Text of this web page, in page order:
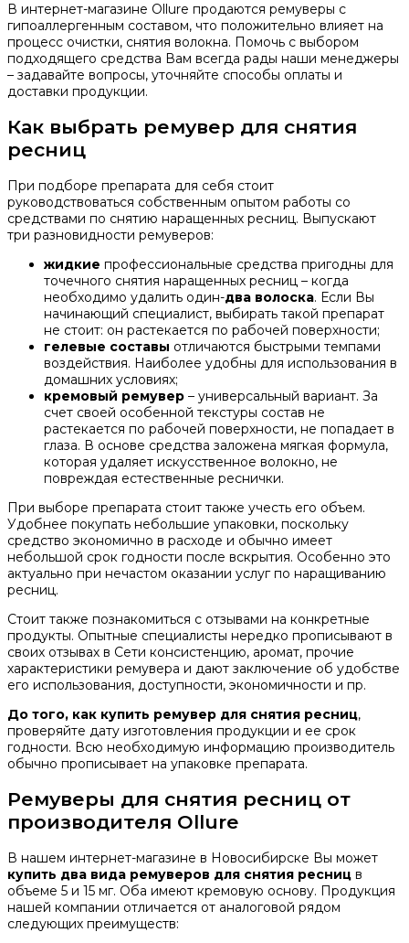
В интернет-магазине Ollure продаются ремуверы с
гипоаллергенным составом, что положительно влияет на
процесс очистки, снятия волокна. Помочь с выбором
подходящего средства Вам всегда рады наши менеджеры
– задавайте вопросы, уточняйте способы оплаты и
доставки продукции.
Как выбрать ремувер для снятия
ресниц
При подборе препарата для себя стоит
руководствоваться собственным опытом работы со
средствами по снятию наращенных ресниц. Выпускают
три разновидности ремуверов:
жидкие профессиональные средства пригодны для
точечного снятия наращенных ресниц – когда
необходимо удалить один-два волоска. Если Вы
начинающий специалист, выбирать такой препарат
не стоит: он растекается по рабочей поверхности;
гелевые составы отличаются быстрыми темпами
воздействия. Наиболее удобны для использования в
домашних условиях;
кремовый ремувер – универсальный вариант. За
счет своей особенной текстуры состав не
растекается по рабочей поверхности, не попадает в
глаза. В основе средства заложена мягкая формула,
которая удаляет искусственное волокно, не
повреждая естественные реснички.
При выборе препарата стоит также учесть его объем.
Удобнее покупать небольшие упаковки, поскольку
средство экономично в расходе и обычно имеет
небольшой срок годности после вскрытия. Особенно это
актуально при нечастом оказании услуг по наращиванию
ресниц.
Стоит также познакомиться с отзывами на конкретные
продукты. Опытные специалисты нередко прописывают в
своих отзывах в Сети консистенцию, аромат, прочие
характеристики ремувера и дают заключение об удобстве
его использования, доступности, экономичности и пр.
До того, как купить ремувер для снятия ресниц,
проверяйте дату изготовления продукции и ее срок
годности. Всю необходимую информацию производитель
обычно прописывает на упаковке препарата.
Ремуверы для снятия ресниц от
производителя Ollure
В нашем интернет-магазине в Новосибирске Вы может
купить два вида ремуверов для снятия ресниц в
объеме 5 и 15 мг. Оба имеют кремовую основу. Продукция
нашей компании отличается от аналоговой рядом
следующих преимуществ: